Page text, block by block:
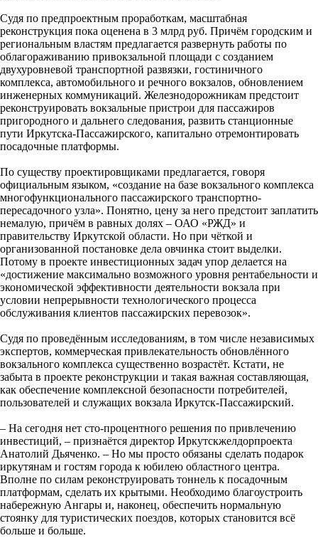
Судя по предпроектным проработкам, масштабная
реконструкция пока оценена в 3 млрд руб. Причём городским и
региональным властям предлагается развернуть работы по
облагораживанию привокзальной площади с созданием
двухуровневой транспортной развязки, гостиничного
комплекса, автомобильного и речного вокзалов, обновлением
инженерных коммуникаций. Железнодорожникам предстоит
реконструировать вокзальные пристрои для пассажиров
пригородного и дальнего следования, развить станционные
пути Иркутска-Пассажирского, капитально отремонтировать
посадочные платформы.
По существу проектировщиками предлагается, говоря
официальным языком, «создание на базе вокзального комплекса
многофункционального пассажирского транспортно-
пересадочного узла». Понятно, цену за него предстоит заплатить
немалую, причём в равных долях – ОАО «РЖД» и
правительству Иркутской области. Но при чёткой и
организованной постановке дела овчинка стоит выделки.
Потому в проекте инвестиционных задач упор делается на
«достижение максимально возможного уровня рентабельности и
экономической эффективности деятельности вокзала при
условии непрерывности технологического процесса
обслуживания клиентов пассажирских перевозок».
Судя по проведённым исследованиям, в том числе независимых
экспертов, коммерческая привлекательность обновлённого
вокзального комплекса существенно возрастёт. Кстати, не
забыта в проекте реконструкции и такая важная составляющая,
как обеспечение комплексной безопасности потребителей,
пользователей и служащих вокзала Иркутск-Пассажирский.
– На сегодня нет сто-процентного решения по привлечению
инвестиций, – признаётся директор Иркутскжелдорпроекта
Анатолий Дьяченко. – Но мы просто обязаны сделать подарок
иркутянам и гостям города к юбилею областного центра.
Вполне по силам реконструировать тоннель к посадочным
платформам, сделать их крытыми. Необходимо благоустроить
набережную Ангары и, наконец, обеспечить нормальную
стоянку для туристических поездов, которых становится всё
больше и больше.